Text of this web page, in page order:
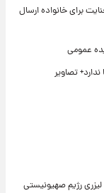
برای خانواده ارسال
عمومی
رژیم صهیونیستی